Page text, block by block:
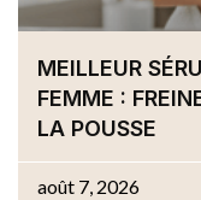
MEILLEUR
FEMME :
LA POUSSE
août 7, 2026